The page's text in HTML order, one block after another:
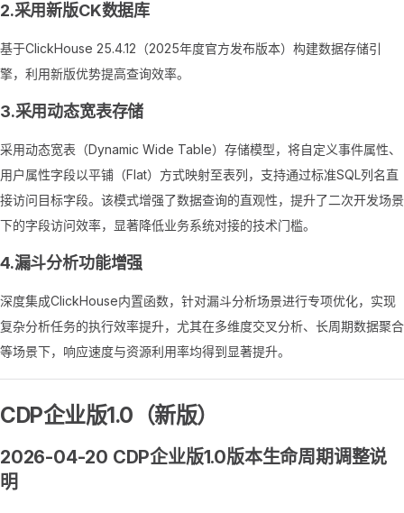
2.采用新版CK数据库
基于ClickHouse 25.4.12（2025年度官方发布版本）构建数据存储引
擎，利用新版优势提高查询效率。
3.采用动态宽表存储
采用动态宽表（Dynamic Wide Table）存储模型，将自定义事件属性、
用户属性字段以平铺（Flat）方式映射至表列，支持通过标准SQL列名直
接访问目标字段。该模式增强了数据查询的直观性，提升了二次开发场景
下的字段访问效率，显著降低业务系统对接的技术门槛。
4.漏斗分析功能增强
深度集成ClickHouse内置函数，针对漏斗分析场景进行专项优化，实现
复杂分析任务的执行效率提升，尤其在多维度交叉分析、长周期数据聚合
等场景下，响应速度与资源利用率均得到显著提升。
CDP企业版1.0（新版）
2026-04-20 CDP企业版1.0版本生命周期调整说
明